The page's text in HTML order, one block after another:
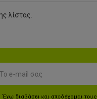
λίστας.
Έχω διαβάσει και αποδέχομαι τους